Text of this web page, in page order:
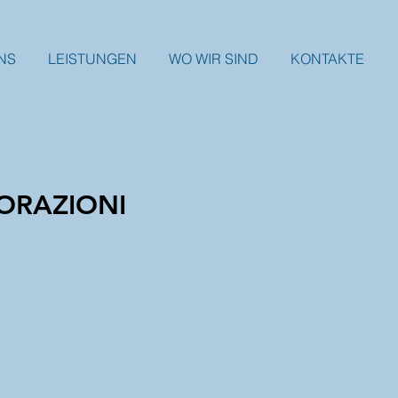
LEISTUNGEN WO WIR SIND KONTAKTE